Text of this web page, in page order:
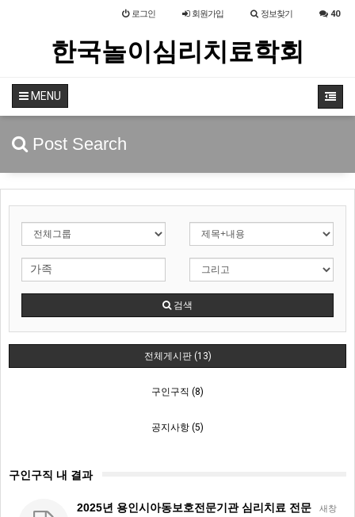
로그인 회원가입 정보찾기 40
한국놀이심리치료학회
MENU
Post Search
검색
전체게시판 (13)
구인구직 (8)
공지사항 (5)
구인구직 내 결과
새창
2025년 용인시아동보호전문기관 심리치료 전문